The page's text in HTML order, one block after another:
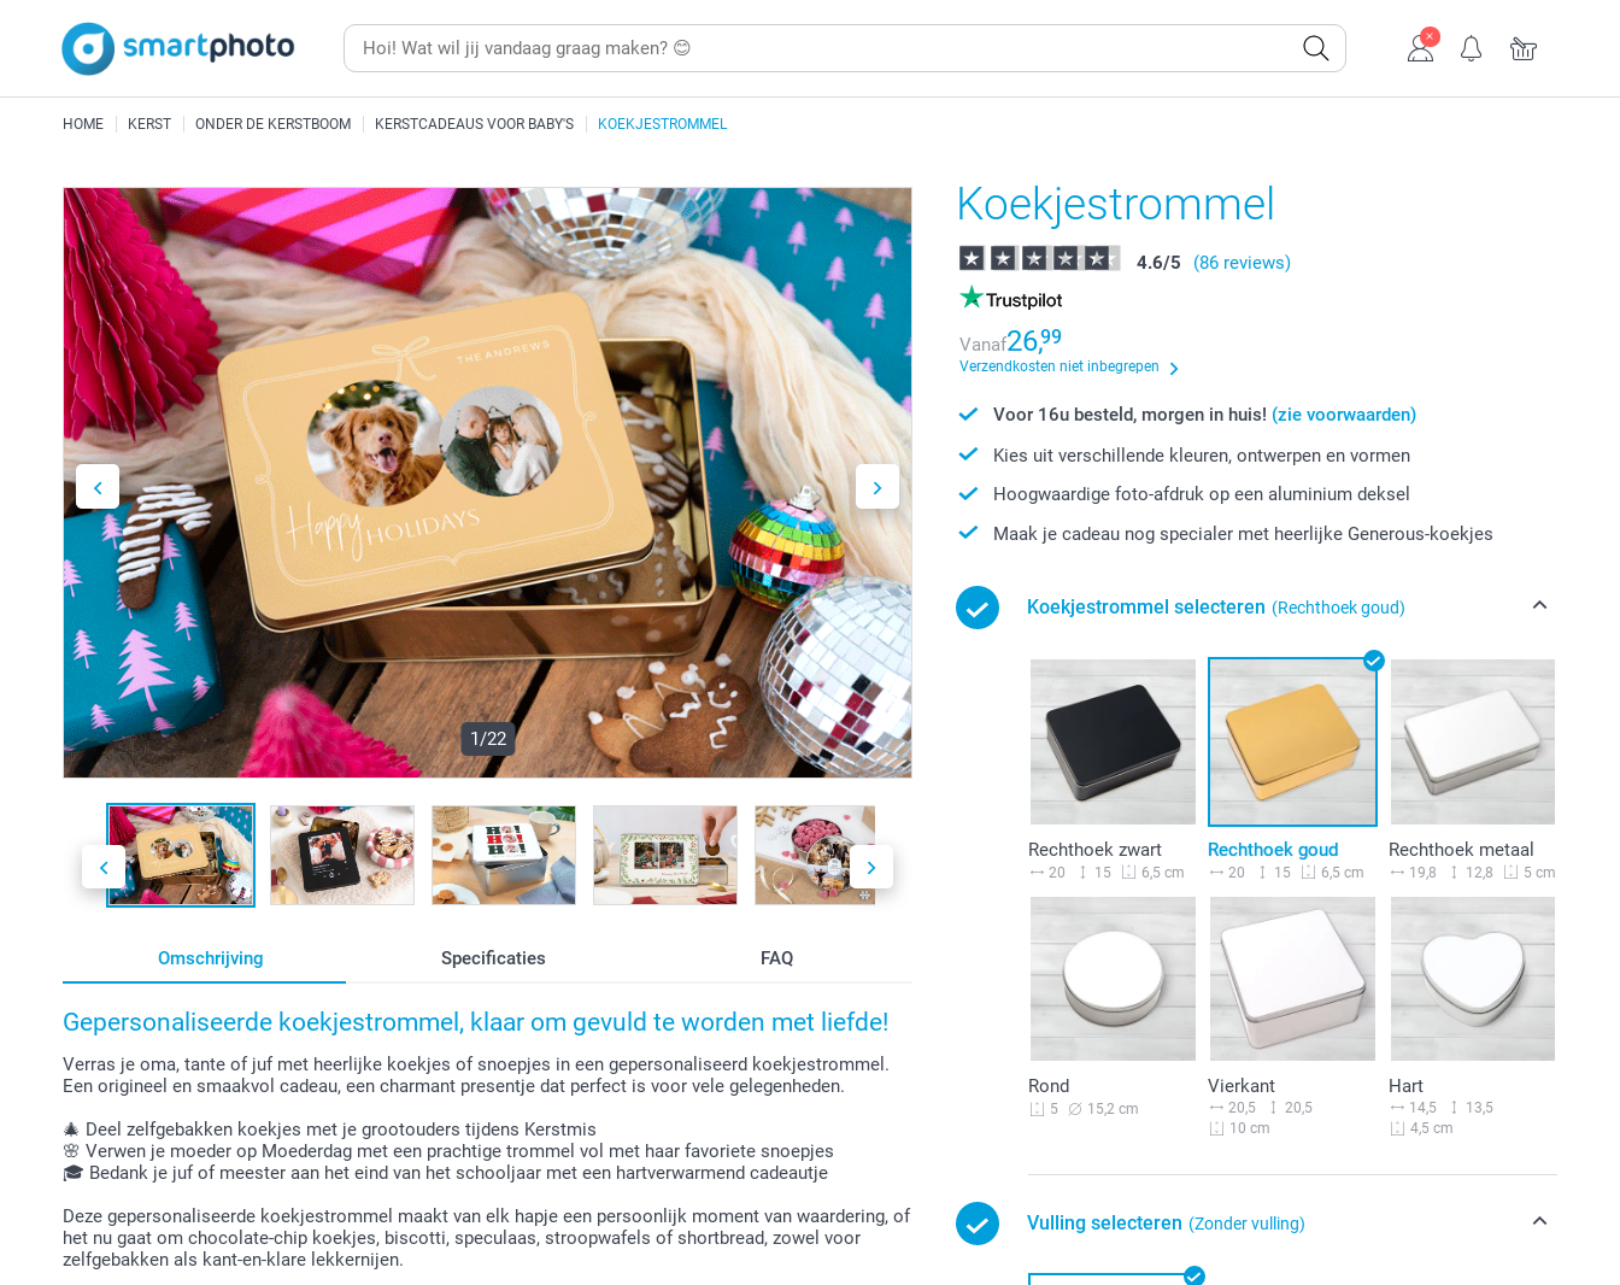
HOME KERST ONDER DE KERSTBOOM KERSTCADEAUS VOOR BABY'S KOEKJESTROMMEL
1/22
Omschrijving Specificaties FAQ
Gepersonaliseerde koekjestrommel, klaar om gevuld te worden met liefde!
Verras je oma, tante of juf met heerlijke koekjes of snoepjes in een gepersonaliseerd koekjestrommel.
Een origineel en smaakvol cadeau, een charmant presentje dat perfect is voor vele gelegenheden.
🎄 Deel zelfgebakken koekjes met je grootouders tijdens Kerstmis
🌸 Verwen je moeder op Moederdag met een prachtige trommel vol met haar favoriete snoepjes
🎓 Bedank je juf of meester aan het eind van het schooljaar met een hartverwarmend cadeautje
Deze gepersonaliseerde koekjestrommel maakt van elk hapje een persoonlijk moment van waardering, of
het nu gaat om chocolate-chip koekjes, biscotti, speculaas, stroopwafels of shortbread, zowel voor
zelfgebakken als kant-en-klare lekkernijen.
Koekjestrommel
4.6/5 (86 reviews)
Vanaf26,99
Verzendkosten niet inbegrepen
Voor 16u besteld, morgen in huis! (zie voorwaarden)
Kies uit verschillende kleuren, ontwerpen en vormen
Hoogwaardige foto-afdruk op een aluminium deksel
Maak je cadeau nog specialer met heerlijke Generous-koekjes
Koekjestrommel selecteren (Rechthoek goud)
Rechthoek zwart
20 15 6,5 cm
Rechthoek goud
20 15 6,5 cm
Rechthoek metaal
19,8 12,8 5 cm
Rond
5 15,2 cm
Vierkant
20,5
20,5
10 cm
Hart
14,5
13,5
4,5 cm
Vulling selecteren (Zonder vulling)